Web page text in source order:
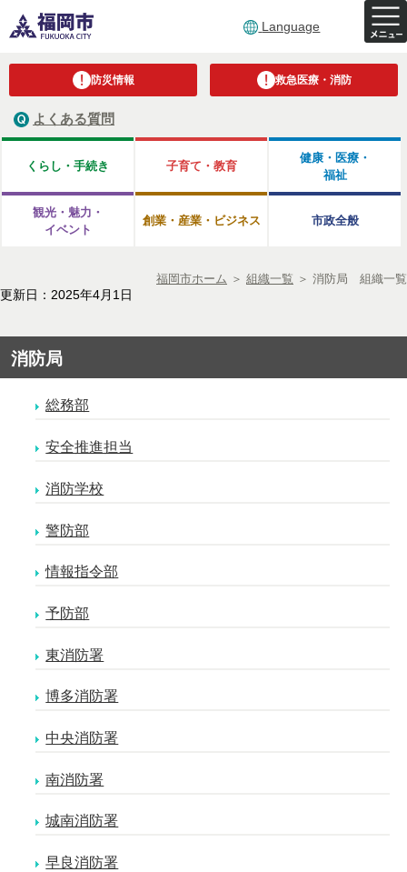
Language
防災情報 救急医療・消防
よくある質問
くらし・手続き 子育て・教育
健康・医療・
福祉
観光・魅力・
イベント
創業・産業・ビジネス 市政全般
福岡市ホーム ＞ 組織一覧 ＞ 消防局 組織一覧
更新日：2025年4月1日
消防局
総務部
安全推進担当
消防学校
警防部
情報指令部
予防部
東消防署
博多消防署
中央消防署
南消防署
城南消防署
早良消防署